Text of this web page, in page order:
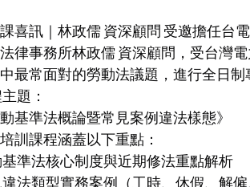
課喜訊｜林政儒 資深顧問 受邀擔任台
律事務所林政儒 資深顧問，受台灣
最常面對的勞動法議題，進行全日制
題：
動基準法概論暨常見案例違法樣態》
訓課程涵蓋以下重點：
準法核心制度與近期修法重點解析
法類型實務案例（工時、休假、解